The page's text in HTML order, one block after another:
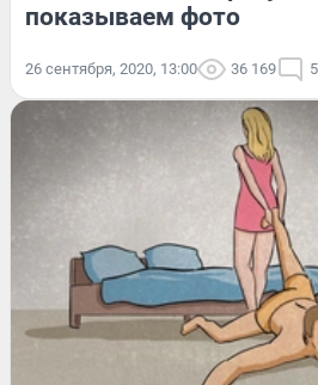
показываем фото
26 сентября, 2020, 13:00 36 169